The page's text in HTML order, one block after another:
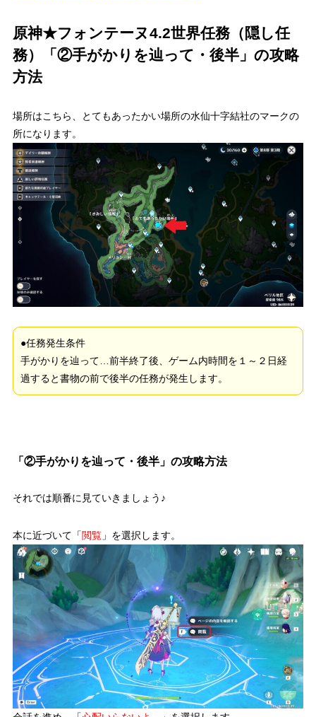
原神★フォンテーヌ4.2世界任務（隠し任
務）「②手がかりを辿って・後半」の攻略
方法
場所はこちら、とてもあったかい場所の水仙十字結社のマークの
所になります。
●任務発生条件
手がかりを辿って…前半終了後、ゲーム内時間を１～２日経
過すると書物の前で後半の任務が発生します。
「②手がかりを辿って・後半」の攻略方法
それでは順番に見ていきましょう♪
本に近づいて「閲覧」を選択します。